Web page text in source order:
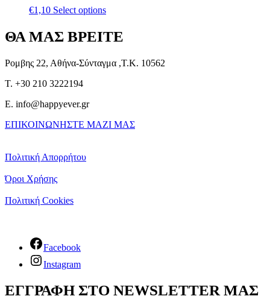
€1,10 Select options
ΘΑ ΜΑΣ ΒΡΕΙΤΕ
Ρομβης 22, Αθήνα-Σύνταγμα ,Τ.Κ. 10562
T. +30 210 3222194
E. info@happyever.gr
ΕΠΙΚΟΙΝΩΝΗΣΤΕ ΜΑΖΙ ΜΑΣ
Πολιτική Απορρήτου
Όροι Χρήσης
Πολιτική Cookies
Facebook
Instagram
ΕΓΓΡΑΦΗ ΣΤΟ NEWSLETTER ΜΑΣ